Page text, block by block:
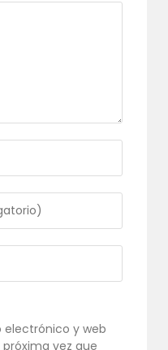
electrónico y web
vez que